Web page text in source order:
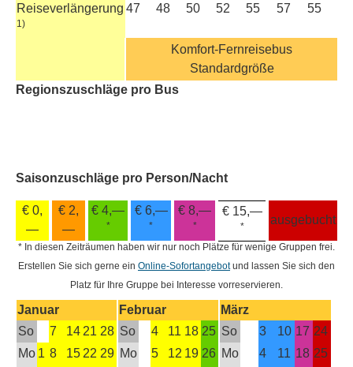
Reiseverlängerung
1)
47 48 50 52 55 57 55
Komfort-Fernreisebus
Standardgröße
Regionszuschläge pro Bus
Saisonzuschläge pro Person/Nacht
€ 0,
—
€ 2,
—
€ 4,—
*
€ 6,—
*
€ 8,—
*
€ 15,—
* ausgebucht
* In diesen Zeiträumen haben wir nur noch Plätze für wenige Gruppen frei.
Erstellen Sie sich gerne ein Online-Sofortangebotund lassen Sie sich den
Platz für Ihre Gruppe bei Interesse vorreservieren.
Januar
So
7 14 21 28
Mo 1 8 15 22 29
Februar
So
4 11 18 25
Mo
5 12 19 26
März
So
3 10 17 24
Mo
4 11 18 25